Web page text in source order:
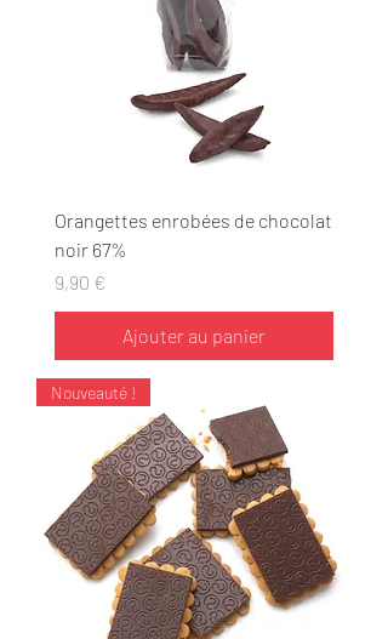
Orangettes enrobées de chocolat
noir 67%
Prix
9,90 €
Ajouter au panier
Nouveauté !